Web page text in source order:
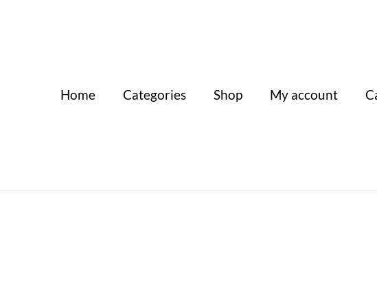
Home Categories Shop My account